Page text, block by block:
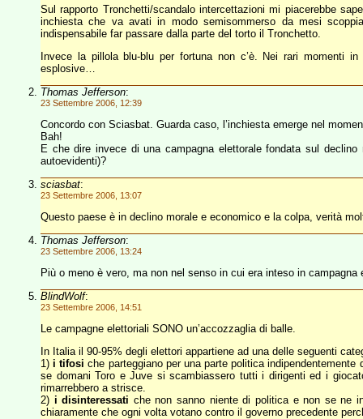
Sul rapporto Tronchetti/scandalo intercettazioni mi piacerebbe
inchiesta che va avati in modo semisommerso da mesi
indispensabile far passare dalla parte del torto il Tronchetto.
Invece la pillola blu-blu per fortuna non c’è. Nei rari momenti
esplosive…
Thomas Jefferson:
23 Settembre 2006, 12:39
Concordo con Sciasbat. Guarda caso, l’inchiesta emerge nel
Bah!
E che dire invece di una campagna elettorale fondata sul
autoevidenti)?
sciasbat:
23 Settembre 2006, 13:07
Questo paese è in declino morale e economico e la colpa, verità
Thomas Jefferson:
23 Settembre 2006, 13:24
Più o meno è vero, ma non nel senso in cui era inteso in campagna
BlindWolf:
23 Settembre 2006, 14:51
Le campagne elettoriali SONO un’accozzaglia di balle.
In Italia il 90-95% degli elettori appartiene ad una delle seguenti
1)i tifosi che parteggiano per una parte politica
se domani Toro e Juve si scambiassero tutti i dirigenti ed i
rimarrebbero a strisce.
2) i disinteressati che non sanno niente di politica e non se ne
chiaramente che ogni volta votano contro il governo precedente